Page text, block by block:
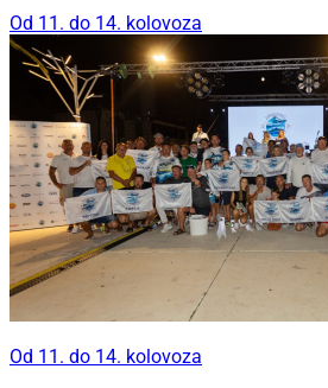
Od 11. do 14. kolovoza
Od 11. do 14. kolovoza